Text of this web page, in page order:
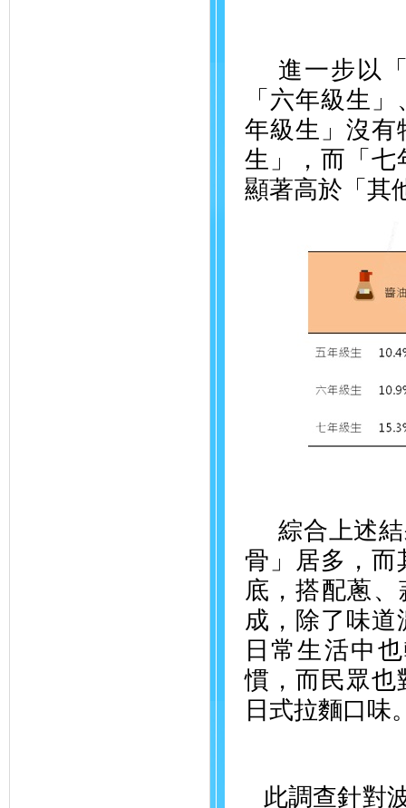
進一步以
「六年級生
年級生」沒有
生」，而「七
顯著高於「其
綜合上述
骨」居多，
底，搭配蔥
成，除了味
日常生活中
慣，而民眾也
日式拉麵口味
此調查針對